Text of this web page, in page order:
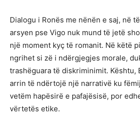
Dialogu i Ronës me nënën e saj, në
arsyen pse Vigo nuk mund të jetë
një moment kyç të romanit. Në këtë
ngrihet si zë i ndërgjegjes morale,
trashëguara të diskriminimit. Kështu,
arrin të ndërtojë një narrativë ku
vetëm hapësirë e pafajësisë, por
vërtetës etike.